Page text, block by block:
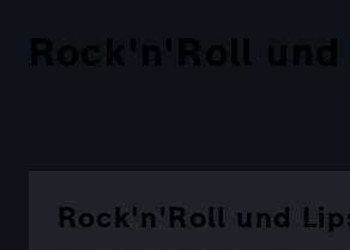
Rock'n'Roll und
Rock'n'Roll und